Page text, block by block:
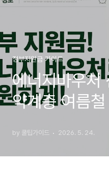
정부지원금 가이드
에너지바우처
약계층 여름
by 쿨팁가이드 2026. 5. 24.